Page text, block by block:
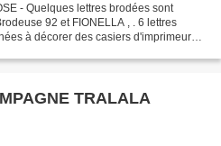
- Quelques lettres brodées sont
92 et FIONELLA , . 6 lettres
à décorer des casiers d'imprimeurs
TRALALA